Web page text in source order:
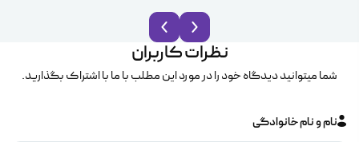
نظرات کاربران
شما میتوانید دیدگاه خود را در مورد این مطلب با ما با اشتراک بگذارید.
نام و نام خانوادگی